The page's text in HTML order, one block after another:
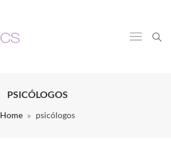
PSICÓLOGOS
Home psicólogos